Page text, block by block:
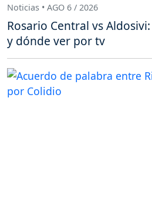
Noticias • AGO 6 / 2026
Rosario Central vs
y dónde ver por tv